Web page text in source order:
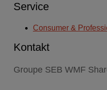
Service
Consumer &
Kontakt
Groupe SEB WMF